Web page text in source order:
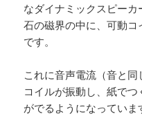
なダイナミックスピー
石の磁界の中に、可動
です。
これに音声電流（音と同
コイルが振動し、紙で
がでるようになっていま